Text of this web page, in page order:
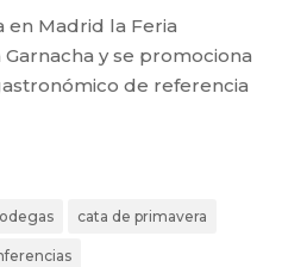
en Madrid la Feria
y se promociona
de referencia
cata de primavera